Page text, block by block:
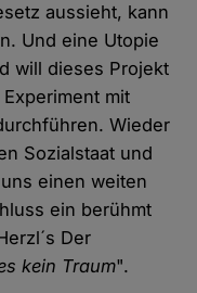
aussieht, kann
Und eine Utopie
will dieses Projekt
mit
Wieder
Sozialstaat und
einen weiten
ein berühmt
Der
kein Traum".